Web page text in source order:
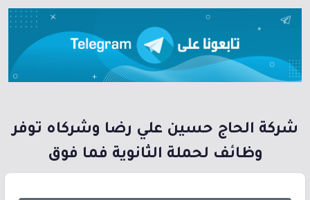
شركة الحاج حسين علي رضا وشركاه توفر
وظائف لحملة الثانوية فما فوق